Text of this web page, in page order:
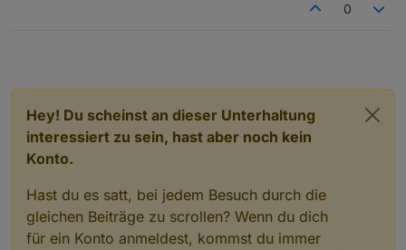
es den Anschein, das das ganze effektiver arbeitete,
0
Hey! Du scheinst an dieser Unterhaltung
interessiert zu sein, hast aber noch kein
Konto.
Hast du es satt, bei jedem Besuch durch die
gleichen Beiträge zu scrollen? Wenn du dich
für ein Konto anmeldest, kommst du immer